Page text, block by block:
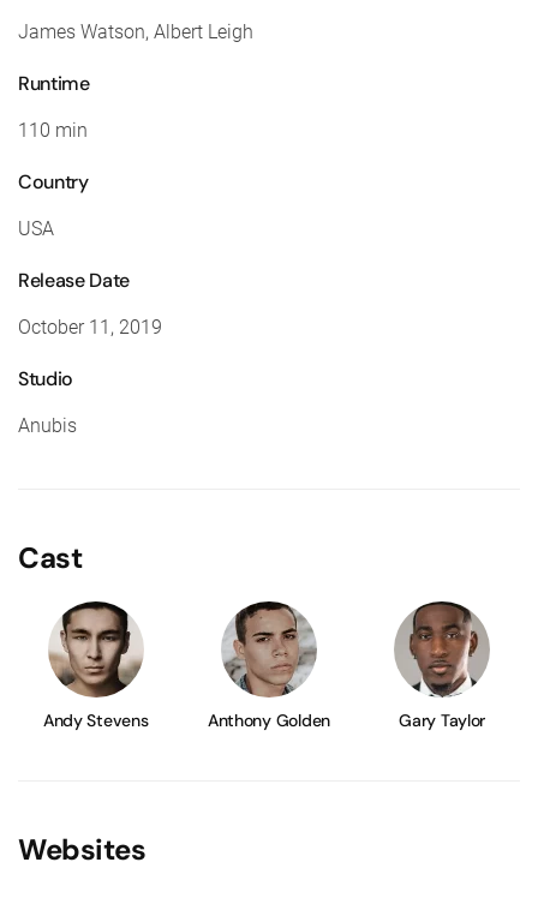
James Watson, Albert Leigh
Runtime
110 min
Country
USA
Release Date
October 11, 2019
Studio
Anubis
Cast
Andy Stevens Anthony Golden Gary Taylor
Websites